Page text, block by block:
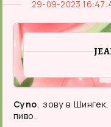
29-09-2023
Cyno, зову в
пиво.